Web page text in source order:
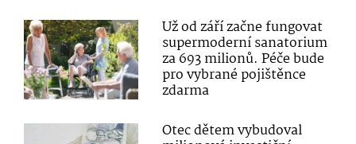
Už od září začne fungovat
supermoderní sanatorium
za 693 milionů. Péče bude
pro vybrané pojištěnce
zdarma
Otec dětem vybudoval